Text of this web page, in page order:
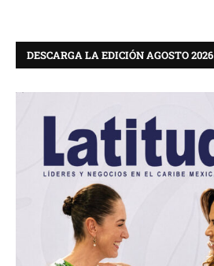
DESCARGA LA EDICIÓN AGOSTO 2026